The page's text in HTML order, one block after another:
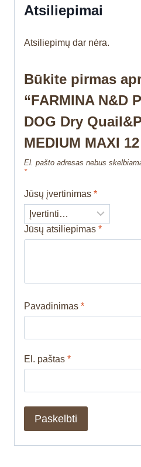
Atsiliepimai
Atsiliepimų dar nėra.
Būkite pirmas
“FARMINA N&D
DOG Dry
MEDIUM MAXI
El. pašto adresas nebus
*
Jūsų įvertinimas *
Jūsų atsiliepimas *
Pavadinimas *
El. paštas *